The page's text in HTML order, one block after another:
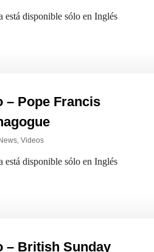
está disponible sólo en Inglés
– Pope Francis
, Videos
está disponible sólo en Inglés
– British Sunday